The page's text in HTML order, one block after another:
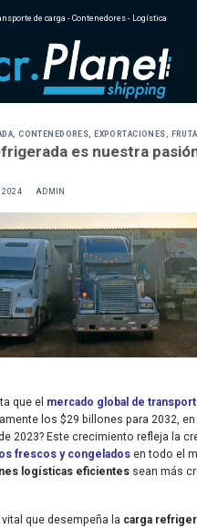
de carga - Contenedores - Logística
,CONTENEDORES, EXPORTACIONES,
es nuestra
2024BY ADMIN
que el mercado global de
los $29 billones para 2032,
2023? Este crecimiento refleja la
frescos y congelados en todo el
logísticas eficientes sean más
que desempeña la carga